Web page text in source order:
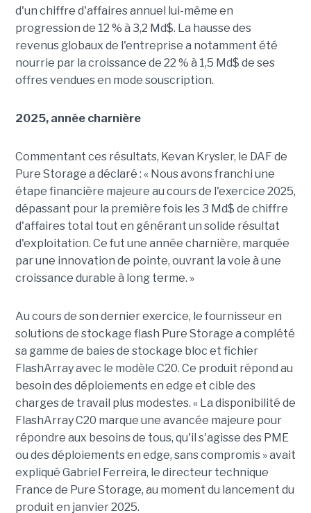
d'un chiffre d'affaires annuel lui-même en
progression de 12 % à 3,2 Md$. La hausse des
revenus globaux de l'entreprise a notamment été
nourrie par la croissance de 22 % à 1,5 Md$ de ses
offres vendues en mode souscription.
2025, année charnière
Commentant ces résultats, Kevan Krysler, le DAF de
Pure Storage a déclaré : « Nous avons franchi une
étape financière majeure au cours de l'exercice 2025,
dépassant pour la première fois les 3 Md$ de chiffre
d'affaires total tout en générant un solide résultat
d'exploitation. Ce fut une année charnière, marquée
par une innovation de pointe, ouvrant la voie à une
croissance durable à long terme. »
Au cours de son dernier exercice, le fournisseur en
solutions de stockage flash Pure Storage a complété
sa gamme de baies de stockage bloc et fichier
FlashArray avec le modèle C20. Ce produit répond au
besoin des déploiements en edge et cible des
charges de travail plus modestes. « La disponibilité de
FlashArray C20 marque une avancée majeure pour
répondre aux besoins de tous, qu'il s'agisse des PME
ou des déploiements en edge, sans compromis » avait
expliqué Gabriel Ferreira, le directeur technique
France de Pure Storage, au moment du lancement du
produit en janvier 2025.